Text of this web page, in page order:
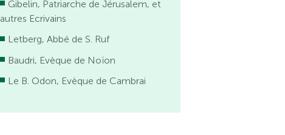
Gibelin, Patriarche de Jérusalem, et
autres Ecrivains
Letberg, Abbé de S. Ruf
Baudri, Evèque de Noïon
Le B. Odon, Evèque de Cambrai